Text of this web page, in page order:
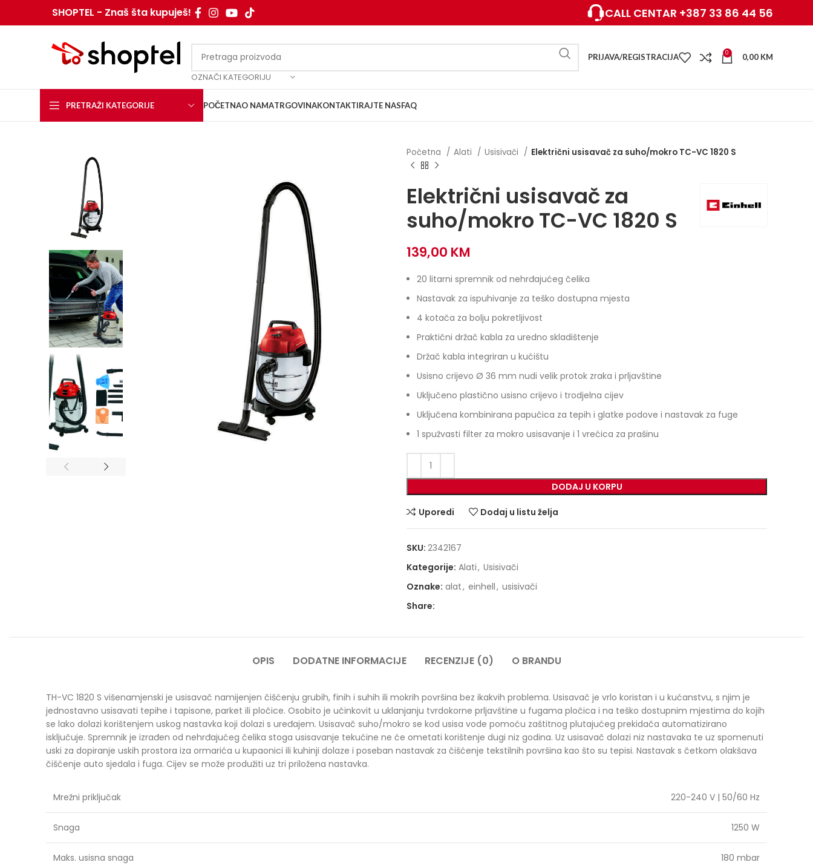
SHOPTEL - Znaš šta kupuješ! CALL CENTAR +387 33 86 44 56
OZNAČI KATEGORIJU
PRIJAVA/REGISTRACIJA 0 0,00 KM
PRETRAŽI KATEGORIJE POČETNAO NAMATRGOVINAKONTAKTIRAJTE NASFAQ
Početna Alati Usisivači Električni usisavač za suho/mokro TC-VC 1820 S
Električni usisavač za
suho/mokro TC-VC 1820 S
139,00 KM
20 litarni spremnik od nehrđajućeg čelika
Nastavak za ispuhivanje za teško dostupna mjesta
4 kotača za bolju pokretljivost
Praktični držač kabla za uredno skladištenje
Držač kabla integriran u kućištu
Usisno crijevo Ø 36 mm nudi velik protok zraka i prljavštine
Uključeno plastično usisno crijevo i trodjelna cijev
Uključena kombinirana papučica za tepih i glatke podove i nastavak za fuge
1 spužvasti filter za mokro usisavanje i 1 vrećica za prašinu
DODAJ U KORPU
Uporedi Dodaj u listu želja
SKU: 2342167
Kategorije: Alati, Usisivači
Oznake: alat, einhell, usisivači
Share:
OPIS DODATNE INFORMACIJE RECENZIJE (0) O BRANDU
TH-VC 1820 S višenamjenski je usisavač namijenjen čišćenju grubih, finih i suhih ili mokrih površina bez ikakvih problema. Usisavač je vrlo koristan i u kućanstvu, s njim je
jednostavno usisavati tepihe i tapisone, parket ili pločice. Osobito je učinkovit u uklanjanju tvrdokorne prljavštine u fugama pločica i na teško dostupnim mjestima do kojih
se lako dolazi korištenjem uskog nastavka koji dolazi s uređajem. Usisavač suho/mokro se kod usisa vode pomoću zaštitnog plutajućeg prekidača automatizirano
isključuje. Spremnik je izrađen od nehrđajućeg čelika stoga usisavanje tekućine ne će ometati korištenje dugi niz godina. Uz usisavač dolazi niz nastavaka te uz spomenuti
uski za dopiranje uskih prostora iza ormarića u kupaonici ili kuhinji dolaze i poseban nastavak za čišćenje tekstilnih površina kao što su tepisi. Nastavak s četkom olakšava
čišćenje auto sjedala i fuga. Cijev se može produžiti uz tri priložena nastavka.
Mrežni priključak 220-240 V | 50/60 Hz
Snaga 1250 W
Maks. usisna snaga 180 mbar